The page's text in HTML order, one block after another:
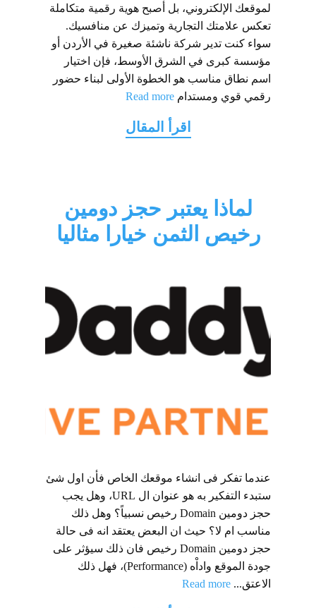
لموقعك الإلكتروني، بل أصبح هوية رقمية متكاملة
تعكس علامتك التجارية وتميزك عن منافسيك.
سواء كنت تدير شركة ناشئة صغيرة في الأردن أو
مؤسسة كبرى في الشرق الأوسط، فإن اختيار
اسم نطاق مناسب هو الخطوة الأولى لبناء حضور
رقمي قوي ومستدام Read more
لماذا يعتبر حجز دومين
رخيص الثمن خيارا مثاليا
عندما تفكر فى انشاء موقعك الخاص فأن اول شئ
ستبدء التفكير به هو عنوان ال URL، وهل يجب
حجز دومين Domain رخيص نسبياً؟ وهل ذلك
مناسب ام لا؟ حيث ان البعض يعتقد انه فى حالة
حجز دومين Domain رخيص فان ذلك سيؤثر على
جودة الموقع واداْه (Performance)، فهل ذلك
الاعتق... Read more